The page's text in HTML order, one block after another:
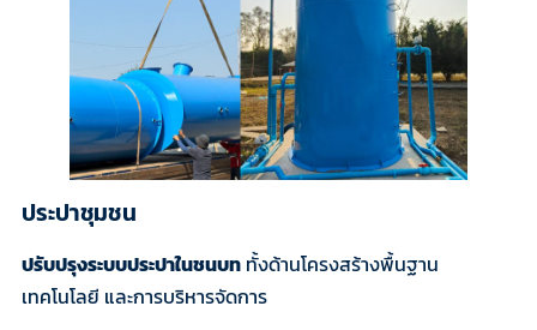
ประปาชุมชน
ปรับปรุงระบบประปาในชนบท ทั้งด้านโครงสร้างพื้นฐาน
เทคโนโลยี และการบริหารจัดการ